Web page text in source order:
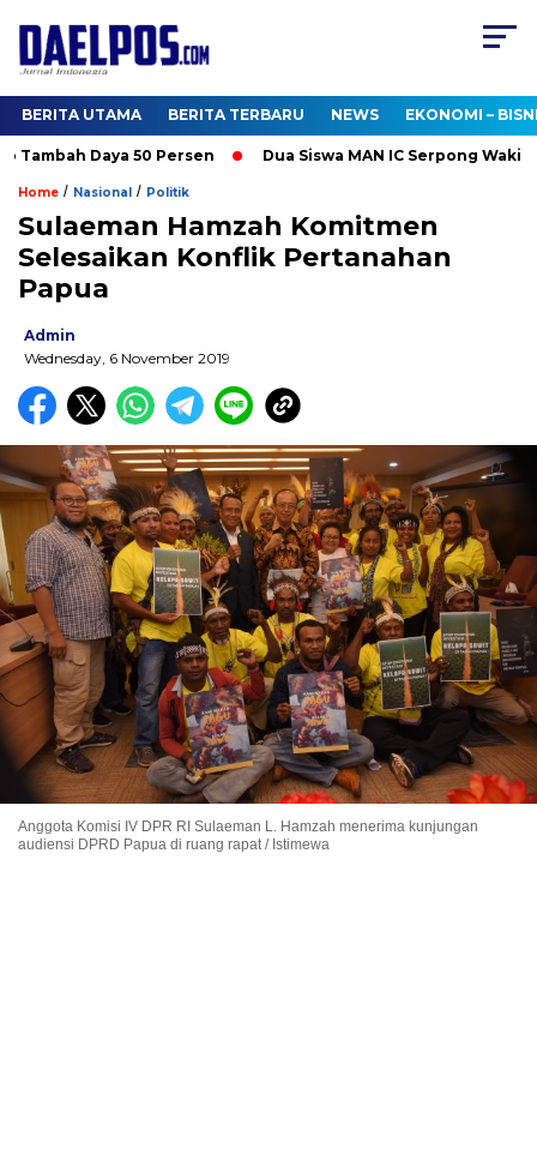
BERITA UTAMA BERITA TERBARU NEWS EKONOMI –
Daya 50 Persen Dua Siswa MAN IC Serpong Wakili
Home / Nasional / Politik
Sulaeman Hamzah Komitmen
Selesaikan Konflik Pertanahan
Papua
Admin
Wednesday, 6 November 2019
Anggota Komisi IV DPR RI Sulaeman L. Hamzah menerima kunjungan
audiensi DPRD Papua di ruang rapat / Istimewa